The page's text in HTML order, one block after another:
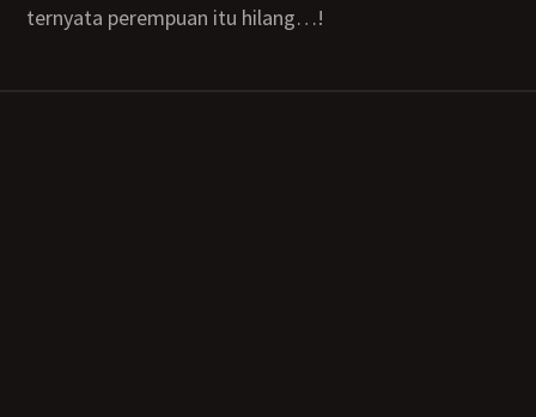
ternyata perempuan itu hilang…!